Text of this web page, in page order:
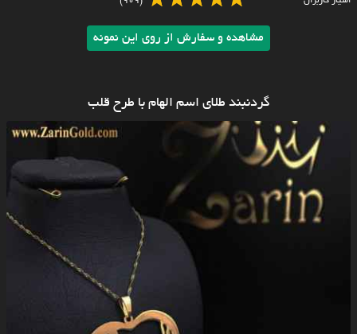
مشاهده و سفارش از روی این نمونه
گردنبند طلای اسم الهام با طرح قلب